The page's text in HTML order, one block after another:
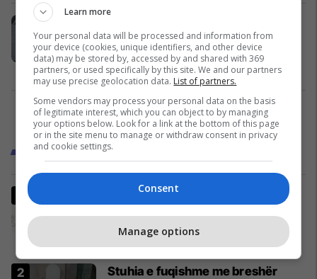
qytetarëve të paguajnë tatimin në
pronë deri më 31 dhjetor 2025
Malisheva 04/12/2025
1
Trend Gjakova
Nga koncertet te jeta në stan,
Junik
Stuhia e fuqishme me breshër
Learn more
Your personal data will be processed and information from
your device (cookies, unique identifiers, and other device
data) may be stored by, accessed by and shared with 369
partners, or used specifically by this site. We and our partners
may use precise geolocation data. List of partners.
Some vendors may process your personal data on the basis
of legitimate interest, which you can object to by managing
your options below. Look for a link at the bottom of this page
or in the site menu to manage or withdraw consent in privacy
and cookie settings.
Consent
Manage options